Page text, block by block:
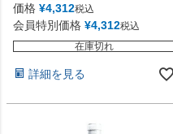
価格 ¥4,312税込
会員特別価格 ¥4,312税込
在庫切れ
詳細を見る